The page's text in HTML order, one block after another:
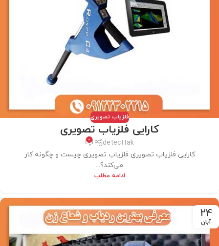
فلزیاب تصویری
کارایی فلزیاب تصویری
detecttak
0
کارایی فلزیاب تصویری فلزیاب تصویری چیست و چگونه کار
می‌کند؟...
ادامه مطلب
24
آبان